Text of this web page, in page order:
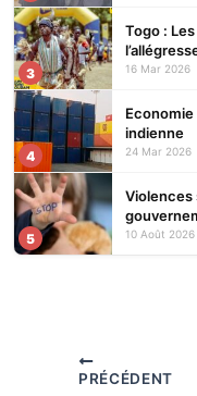
3
Togo :
16 Mar 2026
4
indienne
24 Mar 2026
5
Violences
des
10 Août 2026
PRÉCÉDENT